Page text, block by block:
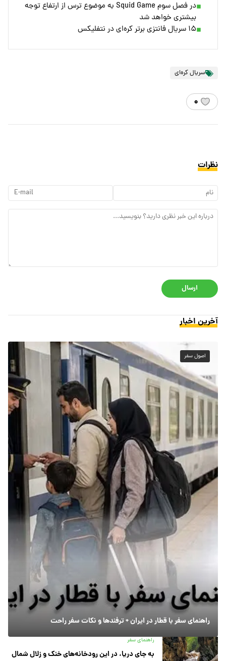
در فصل سوم Squid Game به موضوع ترس از ارتفاع توجه
بیشتری خواهد شد
۱۵ سریال فانتزی برتر کره‌ای در نتفلیکس
سریال کره‌ای
۰
نظرات
ارسال
آخرین اخبار
اصول سفر
راهنمای سفر با قطار در ایران + ترفندها و نکات سفر راحت
راهنمای سفر
به جای دریا، در این رودخانه‌های خنک و زلال شمال